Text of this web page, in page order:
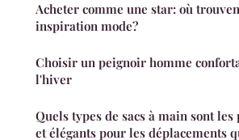
Acheter comme une star: où
inspiration mode?
Choisir un peignoir homme
l'hiver
Quels types de sacs à main sont
et élégants pour les déplacements